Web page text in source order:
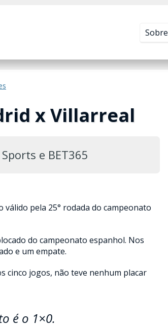
Sobre
x Villarreal
e BET365
pela 25° rodada do campeonato
do campeonato espanhol. Nos
e um empate.
cinco jogos, não teve nenhum placar
é o 1×0.